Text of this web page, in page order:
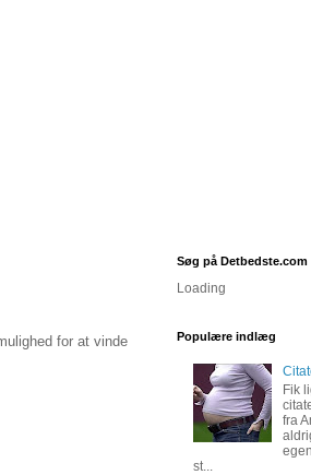
for at vinde
Søg på Detbedste.com
Loading
Populære indlæg
Fik
fra
st...